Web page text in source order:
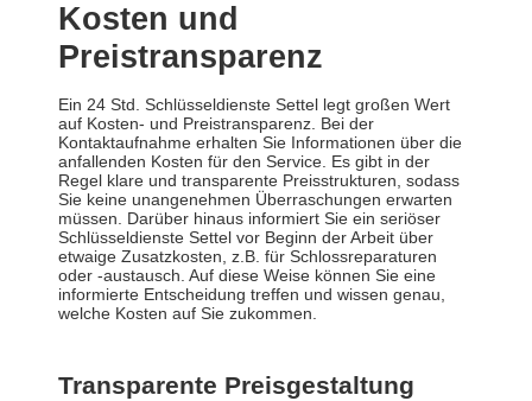
Kosten und
Preistransparenz
Ein 24 Std. Schlüsseldienste Settel legt großen Wert
auf Kosten- und Preistransparenz. Bei der
Kontaktaufnahme erhalten Sie Informationen über die
anfallenden Kosten für den Service. Es gibt in der
Regel klare und transparente Preisstrukturen, sodass
Sie keine unangenehmen Überraschungen erwarten
müssen. Darüber hinaus informiert Sie ein seriöser
Schlüsseldienste Settel vor Beginn der Arbeit über
etwaige Zusatzkosten, z.B. für Schlossreparaturen
oder -austausch. Auf diese Weise können Sie eine
informierte Entscheidung treffen und wissen genau,
welche Kosten auf Sie zukommen.
Transparente Preisgestaltung